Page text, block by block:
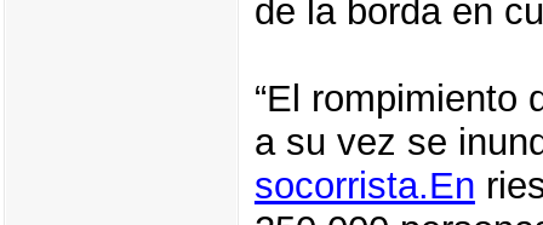
de la borda en
“El rompimiento
a su vez se
socorrista.En